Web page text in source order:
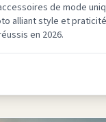
de mode
alliant style et
en 2026.